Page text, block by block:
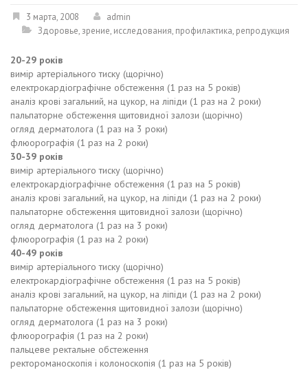
3 марта, 2008
admin
Здоровье,зрение, исследования, профилактика, репродукция
20-29 років
вимір артеріального тиску (щорічно)
електрокардіографічне обстеження (1 раз на 5 років)
аналіз крові загальний, на цукор, на ліпіди (1 раз на 2 роки)
пальпаторне обстеження щитовидної залози (щорічно)
огляд дерматолога (1 раз на 3 роки)
флюорографія (1 раз на 2 роки)
30-39 років
вимір артеріального тиску (щорічно)
електрокардіографічне обстеження (1 раз на 5 років)
аналіз крові загальний, на цукор, на ліпіди (1 раз на 2 роки)
пальпаторне обстеження щитовидної залози (щорічно)
огляд дерматолога (1 раз на 3 роки)
флюорографія (1 раз на 2 роки)
40-49 років
вимір артеріального тиску (щорічно)
електрокардіографічне обстеження (1 раз на 5 років)
аналіз крові загальний, на цукор, на ліпіди (1 раз на 2 роки)
пальпаторне обстеження щитовидної залози (щорічно)
огляд дерматолога (1 раз на 3 роки)
флюорографія (1 раз на 2 роки)
пальцеве ректальне обстеження
ректороманоскопія і колоноскопія (1 раз на 5 років)